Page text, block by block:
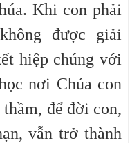
Khi con phải
được giải
hiệp chúng với
nơi Chúa con
để đời con,
vẫn trở thành